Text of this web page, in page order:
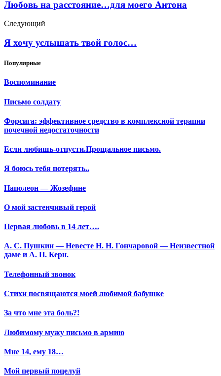
Любовь на расстояние…для моего Антона
Следующий
Я хочу услышать твой голос…
Популярные
Воспоминание
Письмо солдату
Форсига: эффективное средство в комплексной терапии
почечной недостаточности
Если любишь-отпусти.Прощальное письмо.
Я боюсь тебя потерять..
Наполеон — Жозефине
О мой застенчивый герой
Первая любовь в 14 лет….
А. С. Пушкин — Невесте Н. Н. Гончаровой — Неизвестной
даме и А. П. Керн.
Телефонный звонок
Стихи посвящаются моей любимой бабушке
За что мне эта боль?!
Любимому мужу письмо в армию
Мне 14, ему 18…
Мой первый поцелуй